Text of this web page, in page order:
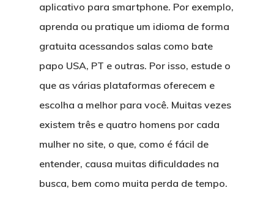
aplicativo para smartphone. Por exemplo,
aprenda ou pratique um idioma de forma
gratuita acessandos salas como bate
papo USA, PT e outras. Por isso, estude o
que as várias plataformas oferecem e
escolha a melhor para você. Muitas vezes
existem três e quatro homens por cada
mulher no site, o que, como é fácil de
entender, causa muitas dificuldades na
busca, bem como muita perda de tempo.